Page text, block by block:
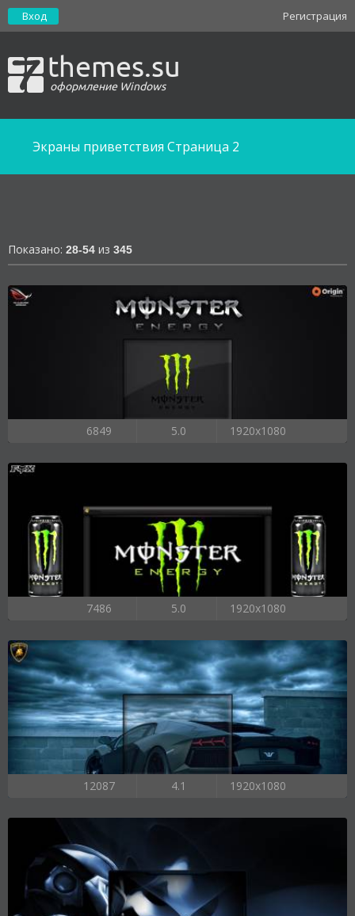
Регистрация
Вход
themes.su
оформление Windows
Экраны приветствия Cтраница 2
Показано: 28-54 из 345
6849 5.0 1920x1080
7486 5.0 1920x1080
12087 4.1 1920x1080